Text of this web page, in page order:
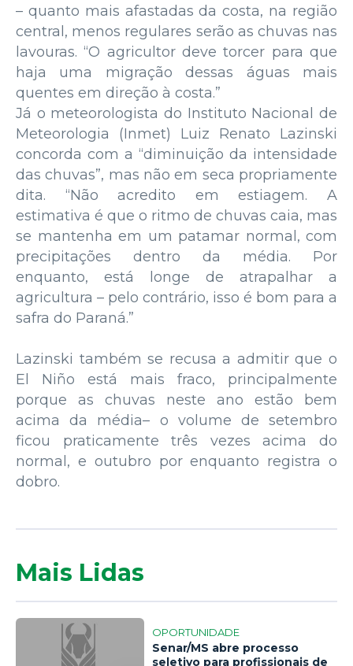
– quanto mais afastadas da costa, na região
central, menos regulares serão as chuvas nas
lavouras. “O agricultor deve torcer para que
haja uma migração dessas águas mais
quentes em direção à costa.”
Já o meteorologista do Instituto Nacional de
Meteorologia (Inmet) Luiz Renato Lazinski
concorda com a “diminuição da intensidade
das chuvas”, mas não em seca propriamente
dita. “Não acredito em estiagem. A
estimativa é que o ritmo de chuvas caia, mas
se mantenha em um patamar normal, com
precipitações dentro da média. Por
enquanto, está longe de atrapalhar a
agricultura – pelo contrário, isso é bom para a
safra do Paraná.”
Lazinski também se recusa a admitir que o
El Niño está mais fraco, principalmente
porque as chuvas neste ano estão bem
acima da média– o volume de setembro
ficou praticamente três vezes acima do
normal, e outubro por enquanto registra o
dobro.
Mais Lidas
OPORTUNIDADE
Senar/MS abre processo
seletivo para profissionais de